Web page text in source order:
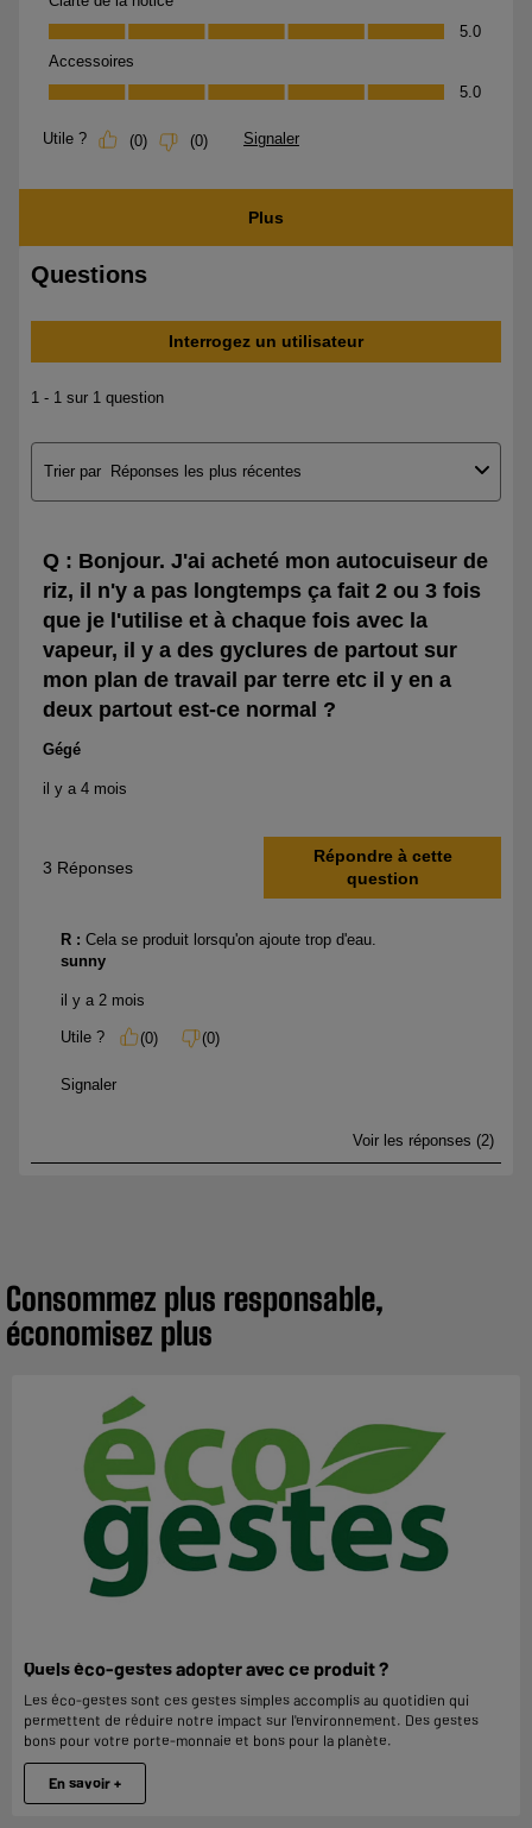
Consommez plus responsable,
économisez plus
Quels éco-gestes adopter avec ce produit ?
Les éco-gestes sont ces gestes simples accomplis au quotidien qui
permettent de réduire notre impact sur l'environnement. Des gestes
bons pour votre porte-monnaie et bons pour la planète.
En savoir +